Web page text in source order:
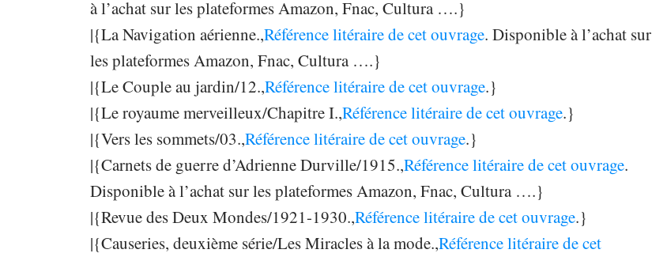
à l’achat sur les plateformes Amazon, Fnac, Cultura ….}
|{La Navigation aérienne.,Référence litéraire de cet ouvrage. Disponible à l’achat sur
les plateformes Amazon, Fnac, Cultura ….}
|{Le Couple au jardin/12.,Référence litéraire de cet ouvrage.}
|{Le royaume merveilleux/Chapitre I.,Référence litéraire de cet ouvrage.}
|{Vers les sommets/03.,Référence litéraire de cet ouvrage.}
|{Carnets de guerre d’Adrienne Durville/1915.,Référence litéraire de cet ouvrage.
Disponible à l’achat sur les plateformes Amazon, Fnac, Cultura ….}
|{Revue des Deux Mondes/1921-1930.,Référence litéraire de cet ouvrage.}
|{Causeries, deuxième série/Les Miracles à la mode.,Référence litéraire de cet